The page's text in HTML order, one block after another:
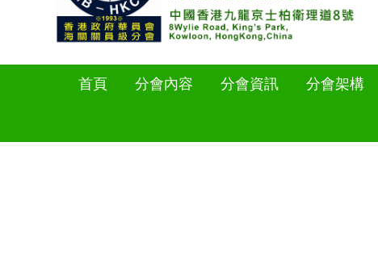
首頁 分會內容 分會資訊 分會架構